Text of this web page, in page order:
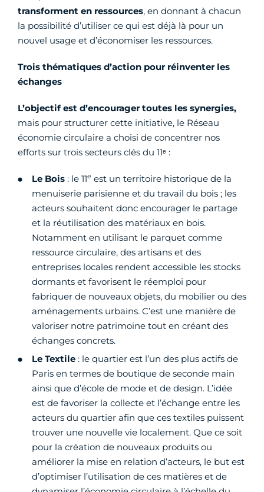
transforment en ressources, en donnant à chacun
la possibilité d’utiliser ce qui est déjà là pour un
nouvel usage et d’économiser les ressources.
Trois thématiques d’action pour réinventer les
échanges
L’objectif est d’encourager toutes les synergies,
mais pour structurer cette initiative, le Réseau
économie circulaire a choisi de concentrer nos
efforts sur trois secteurs clés du 11ᵉ :
Le Bois : le 11e est un territoire historique de la
menuiserie parisienne et du travail du bois ; les
acteurs souhaitent donc encourager le partage
et la réutilisation des matériaux en bois.
Notamment en utilisant le parquet comme
ressource circulaire, des artisans et des
entreprises locales rendent accessible les stocks
dormants et favorisent le réemploi pour
fabriquer de nouveaux objets, du mobilier ou des
aménagements urbains. C’est une manière de
valoriser notre patrimoine tout en créant des
échanges concrets.
Le Textile : le quartier est l’un des plus actifs de
Paris en termes de boutique de seconde main
ainsi que d’école de mode et de design. L’idée
est de favoriser la collecte et l’échange entre les
acteurs du quartier afin que ces textiles puissent
trouver une nouvelle vie localement. Que ce soit
pour la création de nouveaux produits ou
améliorer la mise en relation d’acteurs, le but est
d’optimiser l’utilisation de ces matières et de